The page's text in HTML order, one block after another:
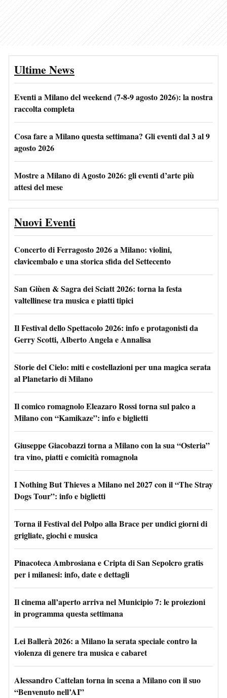
Ultime News
Eventi a Milano del weekend (7-8-9 agosto 2026): la nostra
raccolta completa
Cosa fare a Milano questa settimana? Gli eventi dal 3 al 9
agosto 2026
Mostre a Milano di Agosto 2026: gli eventi d’arte più
attesi del mese
Nuovi Eventi
Concerto di Ferragosto 2026 a Milano: violini,
clavicembalo e una storica sfida del Settecento
San Giùen & Sagra dei Sciatt 2026: torna la festa
valtellinese tra musica e piatti tipici
Il Festival dello Spettacolo 2026: info e protagonisti da
Gerry Scotti, Alberto Angela e Annalisa
Storie del Cielo: miti e costellazioni per una magica serata
al Planetario di Milano
Il comico romagnolo Eleazaro Rossi torna sul palco a
Milano con “Kamikaze”: info e biglietti
Giuseppe Giacobazzi torna a Milano con la sua “Osteria”
tra vino, piatti e comicità romagnola
I Nothing But Thieves a Milano nel 2027 con il “The Stray
Dogs Tour”: info e biglietti
Torna il Festival del Polpo alla Brace per undici giorni di
grigliate, giochi e musica
Pinacoteca Ambrosiana e Cripta di San Sepolcro gratis
per i milanesi: info, date e dettagli
Il cinema all’aperto arriva nel Municipio 7: le proiezioni
in programma questa settimana
Lei Ballerà 2026: a Milano la serata speciale contro la
violenza di genere tra musica e cabaret
Alessandro Cattelan torna in scena a Milano con il suo
“Benvenuto nell’AI”